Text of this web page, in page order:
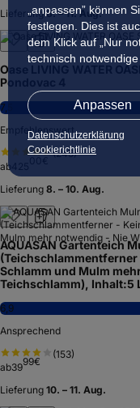
„anpassen” können
festlegen. Dies ist
dem Klick auf „Nur
technisch
Anpassen
Datenschutzerklärung
Cookierichtlinie
Lieferung 8. – 11. Aug.
Oase LIVING WATER
Pondovac 4
7,5
Empfehlenswert
(245)
ab
Lieferung 8. – 10. Aug.
AQUASAN Gartenteich
Schlamm und Mulm
Teichschlamm), Inhalt:5
6,9
Ansprechend
(153)
ab3999€
Lieferung 10. – 11. Aug.